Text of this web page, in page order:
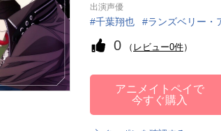
出演声優
千葉翔也 ランズベリー・
0 （ レビュー0件）
アニメイトペイで
今すぐ購入